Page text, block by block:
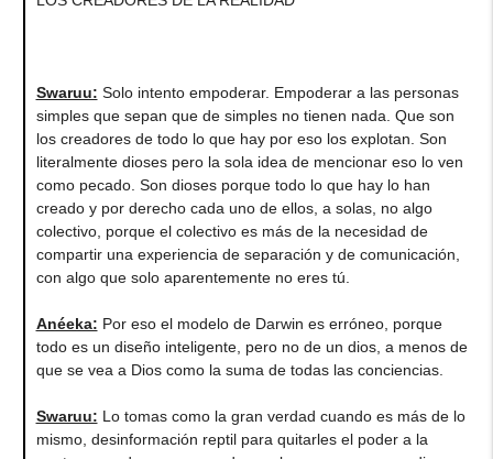
Swaruu: Solo intento empoderar. Empoderar a las personas
simples que sepan que de simples no tienen nada. Que son
los creadores de todo lo que hay por eso los explotan. Son
literalmente dioses pero la sola idea de mencionar eso lo ven
como pecado. Son dioses porque todo lo que hay lo han
creado y por derecho cada uno de ellos, a solas, no algo
colectivo, porque el colectivo es más de la necesidad de
compartir una experiencia de separación y de comunicación,
con algo que solo aparentemente no eres tú.
Anéeka: Por eso el modelo de Darwin es erróneo, porque
todo es un diseño inteligente, pero no de un dios, a menos de
que se vea a Dios como la suma de todas las conciencias.
Swaruu: Lo tomas como la gran verdad cuando es más de lo
mismo, desinformación reptil para quitarles el poder a la